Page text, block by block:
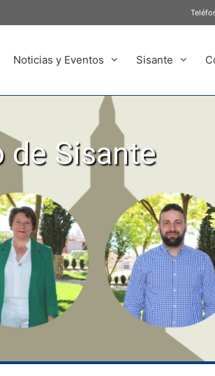
Noticias y Eventos Sisante
de Sisante